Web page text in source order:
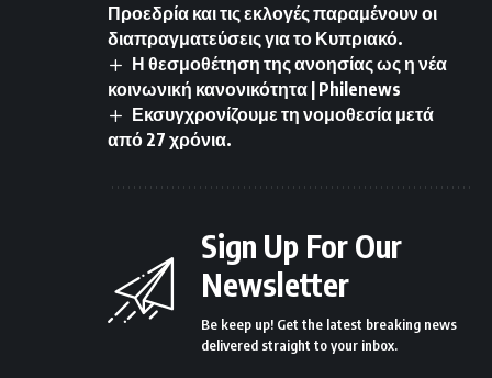
Προεδρία και τις εκλογές παραμένουν οι
διαπραγματεύσεις για το Κυπριακό.
Η θεσμοθέτηση της ανοησίας ως η νέα
κοινωνική κανονικότητα | Philenews
Εκσυγχρονίζουμε τη νομοθεσία μετά
από 27 χρόνια.
Sign Up For Our
Newsletter
Be keep up! Get the latest breaking news
delivered straight to your inbox.